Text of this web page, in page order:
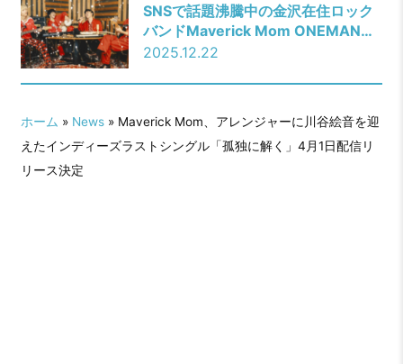
SNSで話題沸騰中の金沢在住ロック
バンドMaverick Mom ONEMAN
LIVE「前⽇譚」＜東京編＞を開催！
2025.12.22
ホーム » News» Maverick Mom、アレンジャーに川谷絵音を迎
えたインディーズラストシングル「孤独に解く」4月1日配信リ
リース決定